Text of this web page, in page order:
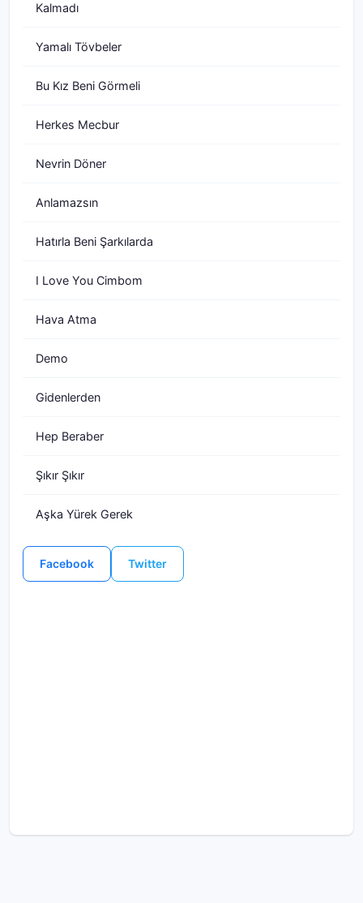
Kalmadı
Yamalı Tövbeler
Bu Kız Beni Görmeli
Herkes Mecbur
Nevrin Döner
Anlamazsın
Hatırla Beni Şarkılarda
I Love You Cimbom
Hava Atma
Demo
Gidenlerden
Hep Beraber
Şıkır Şıkır
Aşka Yürek Gerek
Facebook Twitter